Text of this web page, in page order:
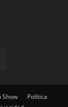
Show
Política